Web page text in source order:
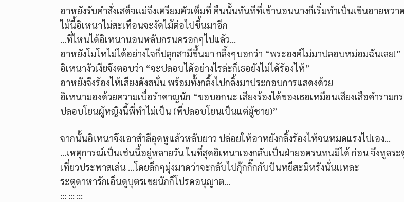
อาหยังรับคำสั่งเสด็จแม่จึงเตรียมตัวเต็มที่ คืนนั้นทันทีที่เข้านอนนางก็เริ่มทำเป็นเขินอายหวา
ไม้นี้อิเหนาไม่สะเทือนจะงัดไม้ต่อไปขึ้นมาอีก
…ที่ไหนได้อิเหนานอนหลับกรนครอกๆไปแล้ว…
อาหยังโมโหไม่ได้อย่างใจก็ปลุกสามีขึ้นมา กลิ้งๆบอกว่า “พระองค์ไม่มาปลอบหม่อมฉันเลย!”
อิเหนางัวเงียจึงตอบว่า “จะปลอบได้อย่างไรล่ะก็เธอยังไม่ได้ร้องไห้”
อาหยังจึงร้องไห้เสียงดังสนั่น พร้อมทั้งกลิ้งไปกลิ้งมาประกอบการแสดงด้วย
อิเหนามองด้วยความเบื่อรำคาญนัก “ขอบอกนะ เสียงร้องได้ของเธอเหมือนเสียงเสือคำรามก
ปลอบโยนผู้หญิงนี้พี่ทำไม่เป็น (พี่ปลอบโยนเป็นแต่ผู้ชาย)”
จากนั้นอิเหนาจึงเอาสำลีอุดหูแล้วหลับยาว ปล่อยให้อาหยังกลิ้งร้องไห้จนหมดแรงไปเอง…
…เหตุการณ์เป็นเช่นนี้อยู่หลายวัน ในที่สุดอิเหนาเองกลับเป็นฝ่ายอดรนทนมิได้ ก่อน จึงทูลร
เที่ยวประพาสเล่น …โดยลึกๆมุ่งมาดว่าจะกลับไปกุ๊กกิ๊กกับปันหยีสะมิหรังนั่นแหละ
ระตูดาหารักเอ็นดูบุตรเขยนักก็โปรดอนุญาต…
::: ::: :::